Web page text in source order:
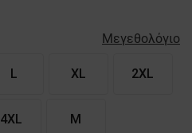
Μεγεθολόγιο
L XL 2XL
4XL M